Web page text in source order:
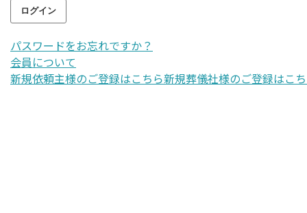
パスワードをお忘れですか？
会員について
新規依頼主様のご登録はこちら新規葬儀社様のご登録はこ